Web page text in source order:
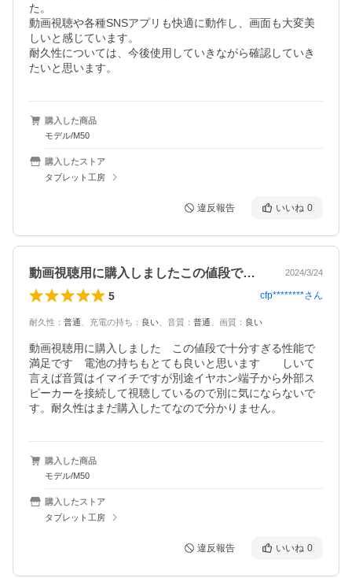
た。
動画視聴や各種SNSアプリも快適に動作し、画面も大変美
しいと感じています。
耐久性については、今後使用していきながら確認していき
たいと思います。
購入した商品
モデル/M50
購入したストア
タブレット工房
違反報告 いいね 0
動画視聴用に購入しましたこの値段で十分… 2024/3/24
5 cfp********さん
耐久性 ： 普通 充電の持ち ： 良い 音質 ： 普通 画質 ： 良い
動画視聴用に購入しました　この値段で十分すぎる性能で
満足です　電池の持ちもとても良いと思います　　しいて
言えば音質はイマイチですが別途イヤホン端子から外部ス
ピーカーを接続して視聴しているので別に気にならないで
す。耐久性はまだ購入したてなので分かりません。
購入した商品
モデル/M50
購入したストア
タブレット工房
違反報告 いいね 0